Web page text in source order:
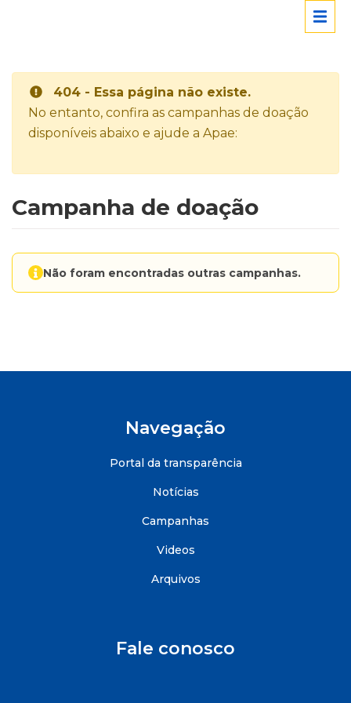
404 - Essa página não existe.
No entanto, confira as campanhas de doação
disponíveis abaixo e ajude a Apae:
Campanha de doação
Não foram encontradas outras campanhas.
Navegação
Portal da transparência
Notícias
Campanhas
Videos
Arquivos
Fale conosco